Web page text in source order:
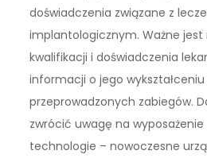
doświadczenia związane z
implantologicznym. Ważne jest
kwalifikacji i doświadczenia
informacji o jego
przeprowadzonych zabiegów.
zwrócić uwagę na
technologie – nowoczesne